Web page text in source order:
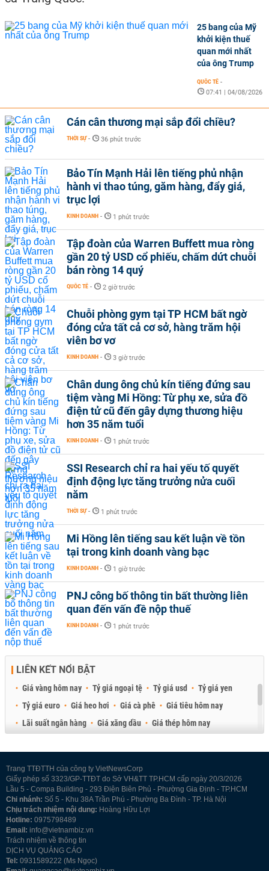
25 bang của Mỹ
khởi kiện thuế
quan mới nhất
của ông Trump
QUỐC TẾ -
07:41 | 04/08/2026
Cán cân thương mại sắp đổi chiều?
THỜI SỰ - 36 phút trước
Bảo Tín Mạnh Hải lên tiếng phủ nhận
hành vi thao túng, găm hàng, đẩy giá,
trục lợi
KINH DOANH - 1 phút trước
Tập đoàn của Warren Buffett mua ròng
gần 20 tỷ USD cổ phiếu, chấm dứt chuỗi
bán ròng 14 quý
QUỐC TẾ - 2 giờ trước
Chuỗi phòng gym tại TP HCM bất ngờ
đóng cửa tất cả cơ sở, hàng trăm hội
viên bơ vơ
KINH DOANH - 3 giờ trước
Chân dung ông chủ kín tiếng đứng sau
tiệm vàng Mi Hồng: Từ phụ xe, sửa đồ
điện tử cũ đến gây dựng thương hiệu
hơn 35 năm tuổi
KINH DOANH - 1 phút trước
SSI Research chỉ ra hai yếu tố quyết
định động lực tăng trưởng nửa cuối
năm
THỜI SỰ - 1 phút trước
Mi Hồng lên tiếng sau kết luận về tồn
tại trong kinh doanh vàng bạc
KINH DOANH - 1 giờ trước
PNJ công bố thông tin bất thường liên
quan đến vấn đề nộp thuế
KINH DOANH - 1 phút trước
LIÊN KẾT NỔI BẬT
Giá vàng hôm nay Tỷ giá ngoại tệ Tỷ giá usd
Tỷ giá yen
Tỷ giá euro
Giá heo hơi Giá cà phê
Giá tiêu hôm nay
Lãi suất ngân hàng
Giá xăng dầu
Giá thép hôm nay
Trang TTĐTTH của công ty VietNewsCorp
Giấy phép số 3323/GP-TTĐT do Sở VH&TT TP.HCM cấp ngày 20/3/2026
Lầu 5 - Compa Building - 293 Điện Biên Phủ - Phường Gia Định - TP.HCM
Chi nhánh: Số 5 - Khu 38A Trần Phú - Phường Ba Đình - TP. Hà Nội
Chịu trách nhiệm nội dung: Hoàng Hữu Lợi
Hotline: 0975798489
Email: info@vietnambiz.vn
Trách nhiệm về thông tin
DỊCH VỤ QUẢNG CÁO
Tel: 0931589222 (Ms Ngọc)